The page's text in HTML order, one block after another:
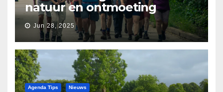
natuur en ontmoeting
tijdens Etapperonde
Pronkjewailpad
Jun 28, 2025
Agenda Tips Nieuws